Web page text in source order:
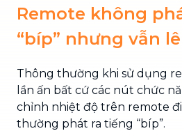
Remote không
“bíp” nhưng vẫn
Thông thường khi sử dụng
lần ấn bất cứ các nút chức
chỉnh nhiệt độ trên remote
thường phát ra tiếng “bíp”.